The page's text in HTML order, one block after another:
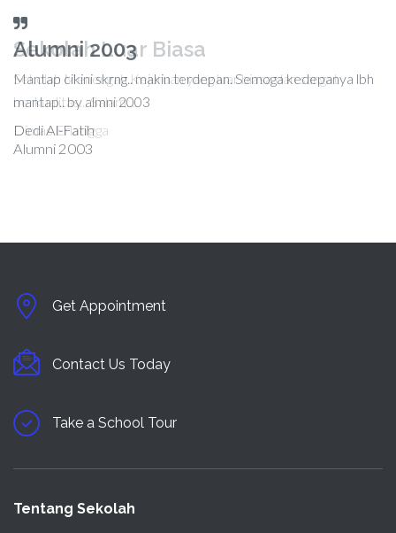
Sekolah Luar Biasa
Sekolah Menengah Kejuruan yang luar biasa dan sangat
berkualitas... Salam....
Dimas Erlangga
Get Appointment
Contact Us Today
Take a School Tour
Tentang Sekolah